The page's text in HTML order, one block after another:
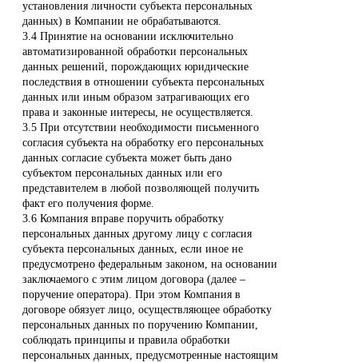
установления личности субъекта персональных
данных) в Компании не обрабатываются.
3.4 Принятие на основании исключительно
автоматизированной обработки персональных
данных решений, порождающих юридические
последствия в отношении субъекта персональных
данных или иным образом затрагивающих его
права и законные интересы, не осуществляется.
3.5 При отсутствии необходимости письменного
согласия субъекта на обработку его персональных
данных согласие субъекта может быть дано
субъектом персональных данных или его
представителем в любой позволяющей получить
факт его получения форме.
3.6 Компания вправе поручить обработку
персональных данных другому лицу с согласия
субъекта персональных данных, если иное не
предусмотрено федеральным законом, на основании
заключаемого с этим лицом договора (далее –
поручение оператора). При этом Компания в
договоре обязует лицо, осуществляющее обработку
персональных данных по поручению Компании,
соблюдать принципы и правила обработки
персональных данных, предусмотренные настоящим